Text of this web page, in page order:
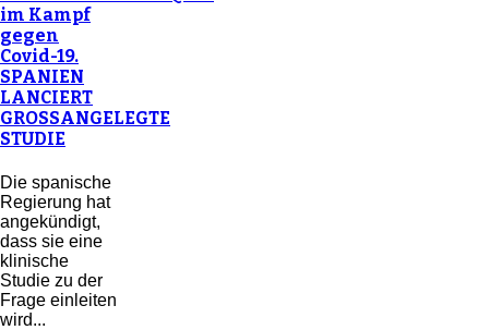
im Kampf
gegen
Covid-19.
SPANIEN
LANCIERT
GROSSANGELEGTE
STUDIE
Die spanische
Regierung hat
angekündigt,
dass sie eine
klinische
Studie zu der
Frage einleiten
wird...